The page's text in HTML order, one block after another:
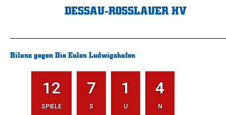
DESSAU-ROSSLAUER HV
Bilanz gegen Die Eulen Ludwigshafen
12
SPIELE
7
S
1
U
4
N